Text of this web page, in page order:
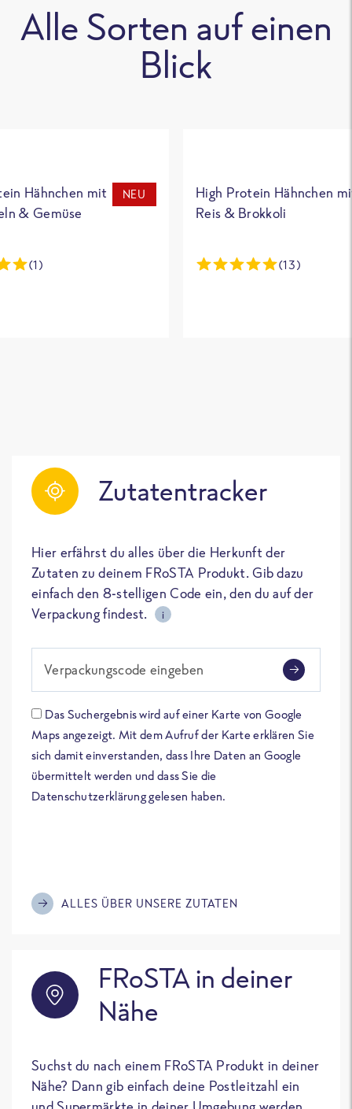
Alle Sorten auf einen
Blick
Hähnchen mit
& Gemüse
NEU
(1)
High Protein Hähnchen
Reis & Brokkoli
(13)
Zutatentracker
Hier erfährst du alles über die Herkunft der
Zutaten zu deinem FRoSTA Produkt. Gib dazu
einfach den 8-stelligen Code ein, den du auf der
Verpackung findest.
i
Verpackungscode eingeben
Das Suchergebnis wird auf einer Karte von Google
Maps angezeigt. Mit dem Aufruf der Karte erklären Sie
sich damit einverstanden, dass Ihre Daten an Google
übermittelt werden und dass Sie die
Datenschutzerklärung gelesen haben.
ALLES ÜBER UNSERE ZUTATEN
FRoSTA in deiner
Nähe
Suchst du nach einem FRoSTA Produkt in deiner
Nähe? Dann gib einfach deine Postleitzahl ein